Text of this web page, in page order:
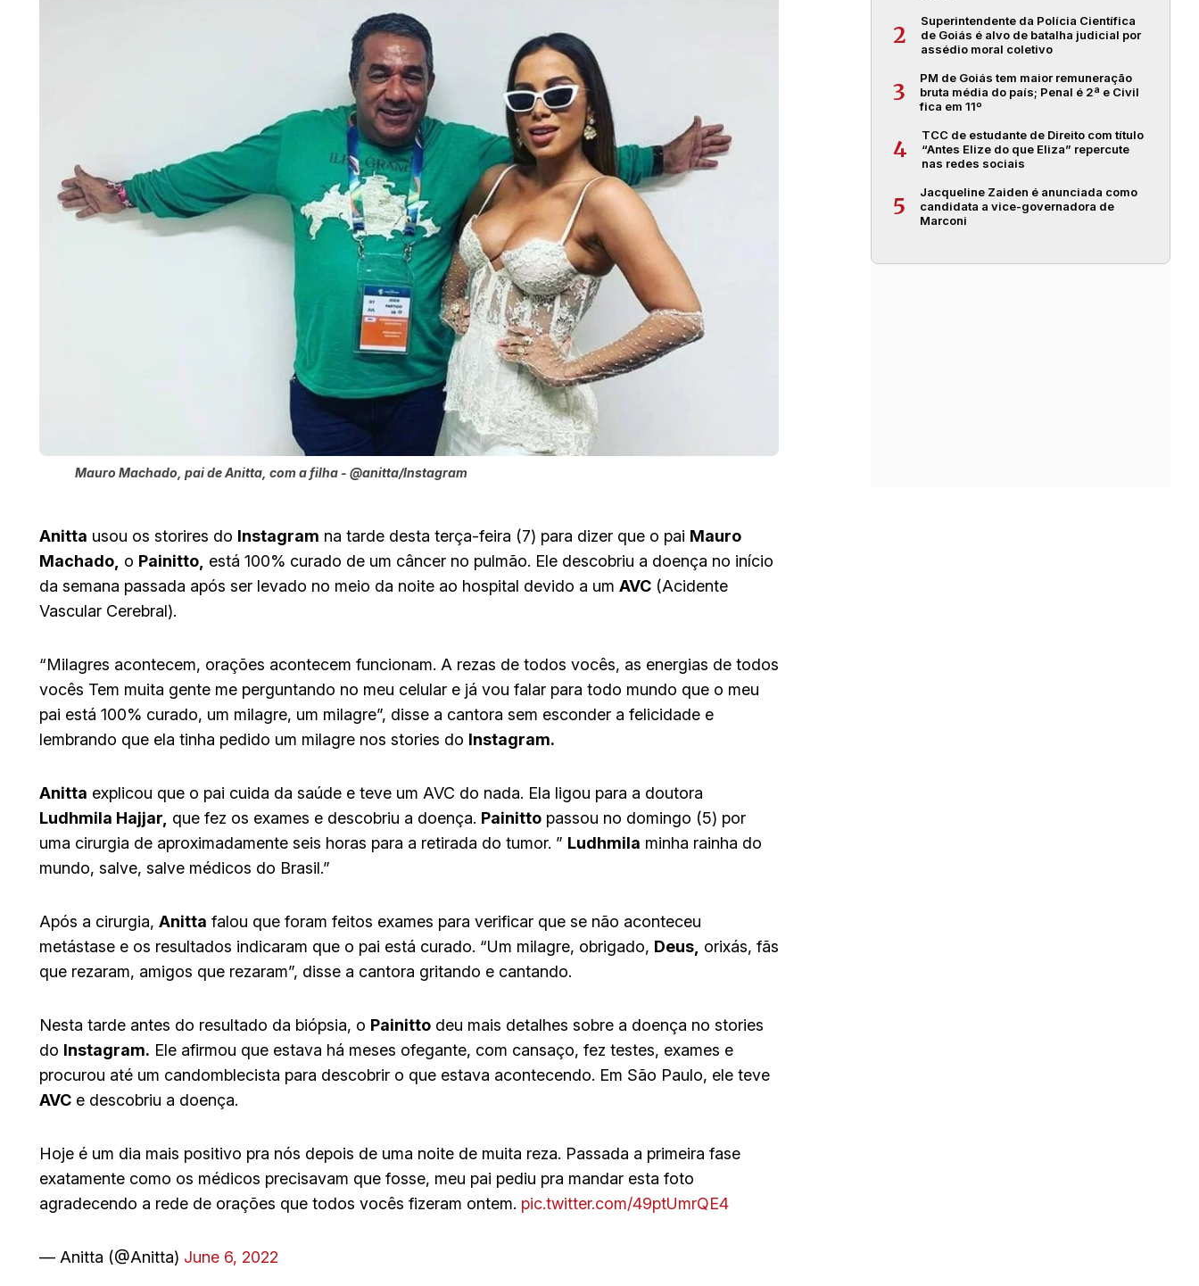
Mauro Machado, pai de Anitta, com a filha - @anitta/Instagram
Anitta usou os storires do Instagram na tarde desta terça-feira (7) para dizer que o pai Mauro
Machado, o Painitto, está 100% curado de um câncer no pulmão. Ele descobriu a doença no início
da semana passada após ser levado no meio da noite ao hospital devido a um AVC (Acidente
Vascular Cerebral).
“Milagres acontecem, orações acontecem funcionam. A rezas de todos vocês, as energias de todos
vocês Tem muita gente me perguntando no meu celular e já vou falar para todo mundo que o meu
pai está 100% curado, um milagre, um milagre”, disse a cantora sem esconder a felicidade e
lembrando que ela tinha pedido um milagre nos stories do Instagram.
Anitta explicou que o pai cuida da saúde e teve um AVC do nada. Ela ligou para a doutora
Ludhmila Hajjar, que fez os exames e descobriu a doença. Painitto passou no domingo (5) por
uma cirurgia de aproximadamente seis horas para a retirada do tumor. ” Ludhmila minha rainha do
mundo, salve, salve médicos do Brasil.”
Após a cirurgia, Anitta falou que foram feitos exames para verificar que se não aconteceu
metástase e os resultados indicaram que o pai está curado. “Um milagre, obrigado, Deus, orixás, fãs
que rezaram, amigos que rezaram”, disse a cantora gritando e cantando.
Nesta tarde antes do resultado da biópsia, o Painitto deu mais detalhes sobre a doença no stories
do Instagram. Ele afirmou que estava há meses ofegante, com cansaço, fez testes, exames e
procurou até um candomblecista para descobrir o que estava acontecendo. Em São Paulo, ele teve
AVC e descobriu a doença.
Hoje é um dia mais positivo pra nós depois de uma noite de muita reza. Passada a primeira fase
exatamente como os médicos precisavam que fosse, meu pai pediu pra mandar esta foto
agradecendo a rede de orações que todos vocês fizeram ontem. pic.twitter.com/49ptUmrQE4
— Anitta (@Anitta) June 6, 2022
2
Superintendente da Polícia Científica
de Goiás é alvo de batalha judicial por
assédio moral coletivo
3
PM de Goiás tem maior remuneração
bruta média do país; Penal é 2ª e Civil
fica em 11º
4
TCC de estudante de Direito com título
“Antes Elize do que Eliza” repercute
nas redes sociais
5
Jacqueline Zaiden é anunciada como
candidata a vice-governadora de
Marconi